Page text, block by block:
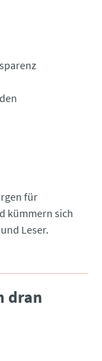
für
kümmern sich
Leser.
dran